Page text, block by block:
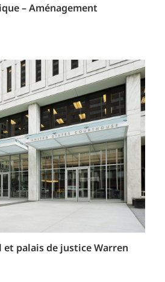
– Aménagement
et palais de justice Warren